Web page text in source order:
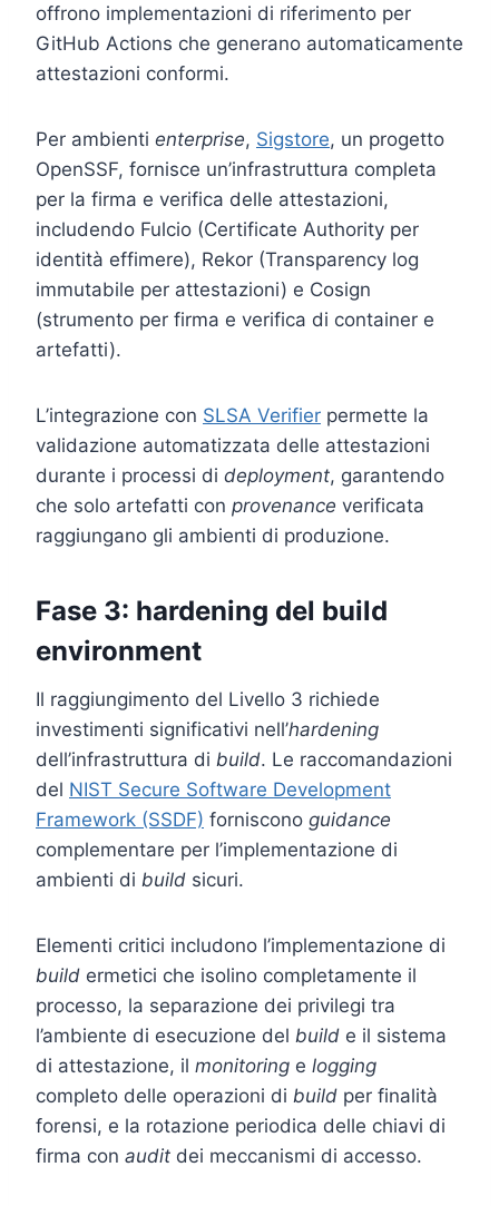
offrono implementazioni di riferimento per
GitHub Actions che generano automaticamente
attestazioni conformi.
Per ambienti enterprise, Sigstore, un progetto
OpenSSF, fornisce un’infrastruttura completa
per la firma e verifica delle attestazioni,
includendo Fulcio (Certificate Authority per
identità effimere), Rekor (Transparency log
immutabile per attestazioni) e Cosign
(strumento per firma e verifica di container e
artefatti).
L’integrazione con SLSA Verifier permette la
validazione automatizzata delle attestazioni
durante i processi di deployment, garantendo
che solo artefatti con provenance verificata
raggiungano gli ambienti di produzione.
Fase 3: hardening del build
environment
Il raggiungimento del Livello 3 richiede
investimenti significativi nell’hardening
dell’infrastruttura di build. Le raccomandazioni
del NIST Secure Software Development
Framework (SSDF) forniscono guidance
complementare per l’implementazione di
ambienti di build sicuri.
Elementi critici includono l’implementazione di
build ermetici che isolino completamente il
processo, la separazione dei privilegi tra
l’ambiente di esecuzione del build e il sistema
di attestazione, il monitoring e logging
completo delle operazioni di build per finalità
forensi, e la rotazione periodica delle chiavi di
firma con audit dei meccanismi di accesso.